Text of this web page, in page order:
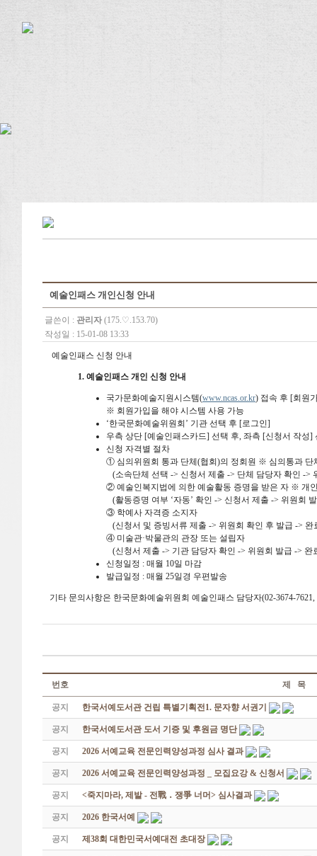
예술인패스 개인신청 안내
글쓴이 : 관리자 (175.♡.153.70)
작성일 : 15-01-08 13:33
예술인패스 신청 안내
1. 예술인패스 개인 신청 안내
국가문화예술지원시스템(www.ncas.or.kr) 접속 후 [회원
※ 회원가입을 해야 시스템 사용 가능
‘한국문화예술위원회’ 기관 선택 후 [로그인]
우측 상단 [예술인패스카드] 선택 후, 좌측 [신청서 작성]
신청 자격별 절차
① 심의위원회 통과 단체(협회)의 정회원 ※ 심의통과 단
(소속단체 선택 -> 신청서 제출 -> 단체 담당자 확인 ->
② 예술인복지법에 의한 예술활동 증명을 받은 자 ※ 개
(활동증명 여부 ‘자동’ 확인 -> 신청서 제출 -> 위원회
③ 학예사 자격증 소지자
(신청서 및 증빙서류 제출 -> 위원회 확인 후 발급 -> 완
④ 미술관·박물관의 관장 또는 설립자
(신청서 제출 -> 기관 담당자 확인 -> 위원회 발급 -> 완
신청일정 : 매월 10일 마감
발급일정 : 매월 25일경 우편발송
기타 문의사항은 한국문화예술위원회 예술인패스 담당자(02-3674-
번호 제 목
공지 한국서예도서관 건립 특별기획전1. 문자향 서권기
공지 한국서예도서관 도서 기증 및 후원금 명단
공지 2026 서예교육 전문인력양성과정 심사 결과
공지 2026 서예교육 전문인력양성과정 _ 모집요강 & 신청서
공지 <죽지마라, 제발 - 전戰 ․ 쟁爭 너머> 심사결과
공지 2026 한국서예
공지 제38회 대한민국서예대전 초대장